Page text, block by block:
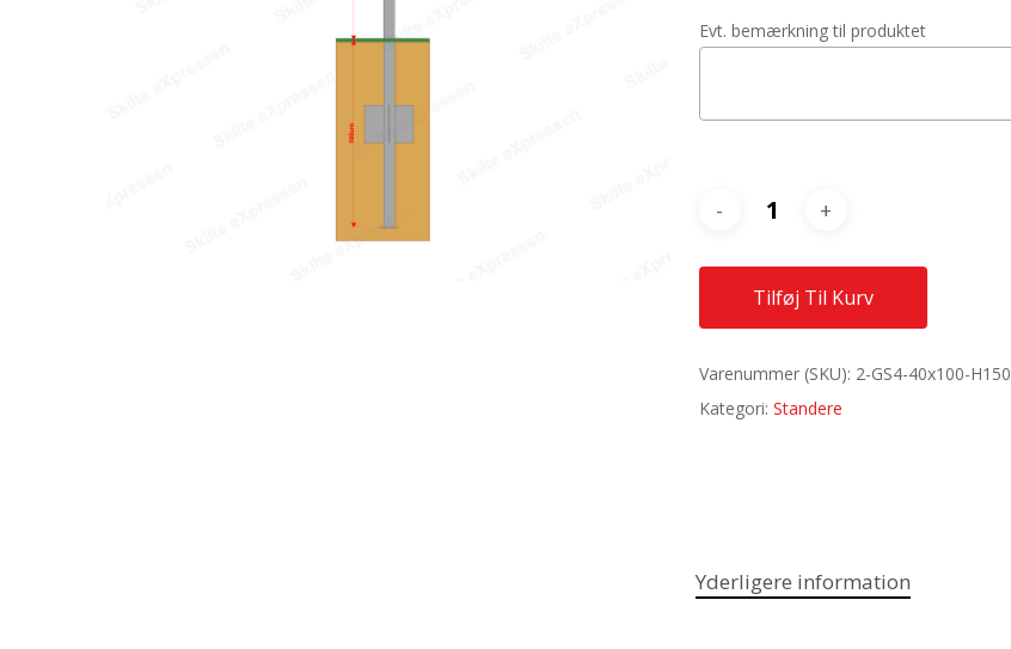
Evt. bemærkning til produktet
Tilføj Til Kurv
Varenummer (SKU): 2-GS4-40x100-H150
Kategori: Standere
Yderligere information